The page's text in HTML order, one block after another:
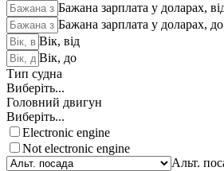
Бажана зарплата у доларах,
Бажана зарплата у доларах, до
Вік, від
Вік, до
Тип судна
Виберіть...
Головний двигун
Виберіть...
Electronic engine
Not electronic engine
Альт.